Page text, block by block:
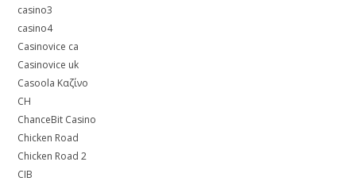
casino3
casino4
Casinovice ca
Casinovice uk
Casoola Καζίνο
CH
ChanceBit Casino
Chicken Road
Chicken Road 2
CIB